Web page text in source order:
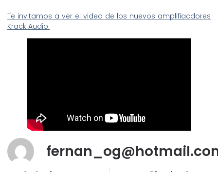
Te invitamos a ver el video de los nuevos amplifiacdores
Krack Audio: